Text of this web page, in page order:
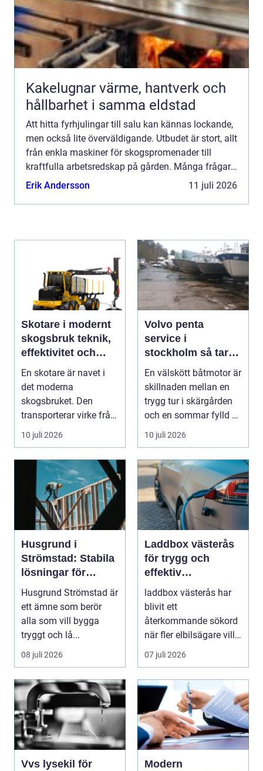
Kakelugnar värme, hantverk och
hållbarhet i samma eldstad
Att hitta fyrhjulingar till salu kan kännas lockande,
men också lite överväldigande. Utbudet är stort, allt
från enkla maskiner för skogspromenader till
kraftfulla arbetsredskap på gården. Många frågar
sig: Vad ska man egentligen titta efter, hur ski...
Erik Andersson 11 juli 2026
Skotare i modernt
skogsbruk teknik,
effektivitet och
hållbarhet
En skotare är navet i
det moderna
skogsbruket. Den
transporterar virke från
avverkningsplatsen till
10 juli 2026
Volvo penta
service i
stockholm så tar
du hand om din
båtmotor på rätt
sätt
En välskött båtmotor är
skillnaden mellan en
trygg tur i skärgården
och en sommar fylld av
ofrivilli...
10 juli 2026
Husgrund i
Strömstad: Stabila
lösningar för
boende vid kusten
Husgrund Strömstad är
ett ämne som berör
alla som vill bygga
tryggt och lå...
08 juli 2026
Laddbox västerås
för trygg och
effektiv
hemmaladdning
laddbox västerås har
blivit ett
återkommande sökord
när fler elbilsägare vill
ladda hemma på ett
säk...
07 juli 2026
Vvs lysekil för
Modern